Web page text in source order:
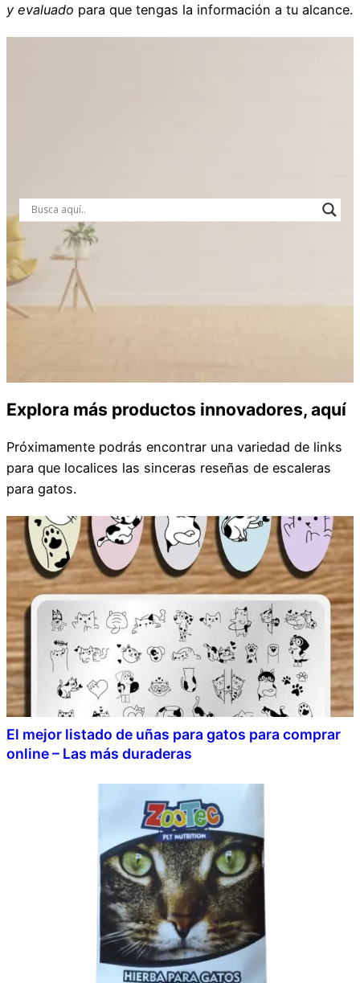
y evaluado para que tengas la información a tu alcance.
Explora más productos innovadores, aquí
Próximamente podrás encontrar una variedad de links
para que localices las sinceras reseñas de escaleras
para gatos.
El mejor listado de uñas para gatos para comprar
online – Las más duraderas